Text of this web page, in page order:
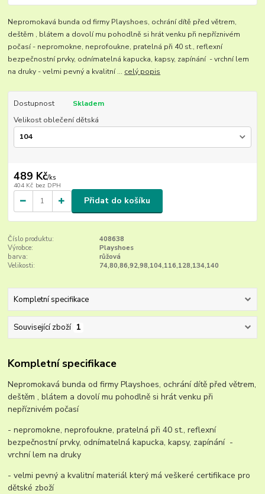
Nepromokavá bunda od firmy Playshoes, ochrání dítě před větrem,
deštěm , blátem a dovolí mu pohodlně si hrát venku při nepříznivém
počasí - nepromokne, neprofoukne, pratelná při 40 st., reflexní
bezpečnostní prvky, odnímatelná kapucka, kapsy, zapínání - vrchní lem
na druky - velmi pevný a kvalitní ... celý popis
Dostupnost
Skladem
Velikost oblečení dětská
489 Kč/ks
404 Kč bez DPH
Přidat do košíku
Číslo produktu:
408638
Výrobce:
Playshoes
barva:
růžová
Velikosti:
74,80,86,92,98,104,116,128,134,140
Kompletní specifikace
Související zboží 1
Kompletní specifikace
Nepromokavá bunda od firmy Playshoes, ochrání dítě před větrem,
deštěm , blátem a dovolí mu pohodlně si hrát venku při
nepříznivém počasí
- nepromokne, neprofoukne, pratelná při 40 st., reflexní
bezpečnostní prvky, odnímatelná kapucka, kapsy, zapínání -
vrchní lem na druky
- velmi pevný a kvalitní materiál který má veškeré certifikace pro
dětské zboží